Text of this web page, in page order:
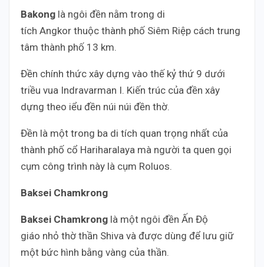
Bakong là ngôi đền nằm trong di
tích Angkor thuộc thành phố Siêm Riệp cách trung
tâm thành phố 13 km.
Đền chính thức xây dựng vào thế kỷ thứ 9 dưới
triều vua Indravarman I. Kiến trúc của đền xây
dựng theo iểu đền núi núi đền thờ.
Đền là một trong ba di tích quan trọng nhất của
thành phố cổ Hariharalaya mà người ta quen gọi
cụm công trình này là cụm Roluos.
Baksei Chamkrong
Baksei Chamkrong là một ngôi đền Ấn Độ
giáo nhỏ thờ thần Shiva và được dùng để lưu giữ
một bức hình bằng vàng của thần.